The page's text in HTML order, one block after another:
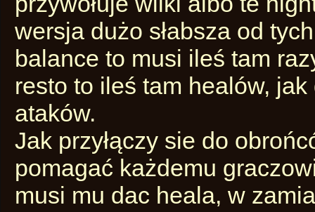
wersja dużo słabsza od
balance to musi ileś tam
resto to ileś tam healów,
ataków.
Jak przyłączy sie do
pomagać każdemu
musi mu dac heala, w